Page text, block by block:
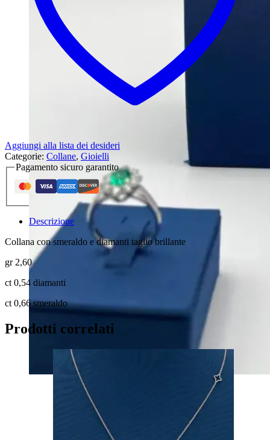
Aggiungi alla lista dei desideri
Categorie: Collane, Gioielli
Pagamento sicuro garantito
Descrizione
Collana con smeraldo e diamanti taglio brillante
gr 2,60
ct 0,54 diamanti
ct 0,66 smeraldo
Prodotti correlati